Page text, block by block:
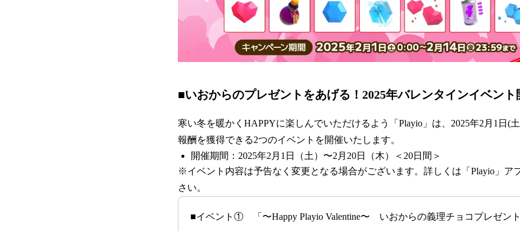
■いおからのプレゼントをあげる！2025年バレンタインイベント
寒い冬を暖かくHAPPYに楽しんでいただけるよう「Playio」は、2025年2月1日(
報酬を獲得できる2つのイベントを開催いたします。
開催期間：2025年2月1日（土）〜2月20日（木）＜20日間＞
※イベント内容は予告なく変更となる場合がございます。詳しくは「Playio」ア
さい。
■イベント① 「〜Happy Playio Valentine〜 いおからの義理チョコプレゼント